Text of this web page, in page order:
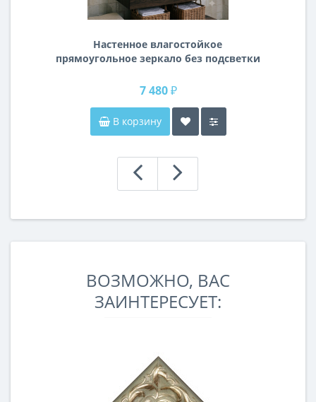
Настенное влагостойкое
прямоугольное зеркало без подсветки
7 480 ₽
В корзину
ВОЗМОЖНО, ВАС
ЗАИНТЕРЕСУЕТ: